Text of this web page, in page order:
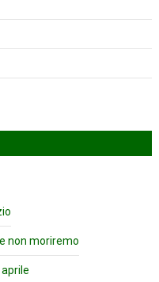
non moriremo